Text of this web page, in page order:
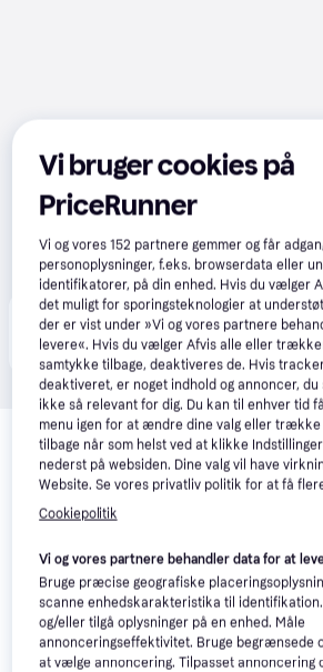
Produktet fås også hos 2 butikker, som
betalende kunde i denne kategori.
Relaterede produkter
Se vores forslag til andre produkter, der
interesser. Vis alle
Vi bruger cookies på
PriceRunner
Vi og vores152 partnere gemmer og får
personoplysninger, f.eks. browserdata eller
identifikatorer, på din enhed. Hvis du vælger
det muligt for sporingsteknologier at
der er vist under »Vi og vores partnere
levere«. Hvis du vælger Afvis alle eller
samtykke tilbage, deaktiveres de. Hvis
deaktiveret, er noget indhold og annoncer, du
ikke så relevant for dig. Du kan til enhver tid
menu igen for at ændre dine valg eller trække
tilbage når som helst ved at klikke
nederst på websiden. Dine valg vil have
Website. Se vores privatliv politik for at få
Cookiepolitik
Vi og vores partnere behandler data for at
Bruge præcise geografiske
scanne enhedskarakteristika til
og/eller tilgå oplysninger på en enhed. Måle
annonceringseffektivitet. Bruge begrænsede
at vælge annoncering. Tilpasset annoncering